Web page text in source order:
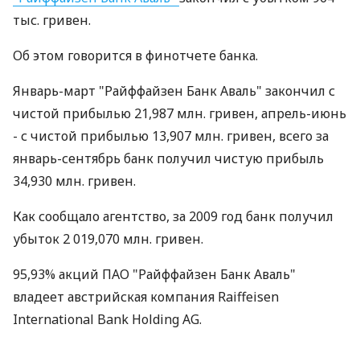
тыс. гривен.
Об этом говорится в финотчете банка.
Январь-март "Райффайзен Банк Аваль" закончил с
чистой прибылью 21,987 млн. гривен, апрель-июнь
- с чистой прибылью 13,907 млн. гривен, всего за
январь-сентябрь банк получил чистую прибыль
34,930 млн. гривен.
Как сообщало агентство, за 2009 год банк получил
убыток 2 019,070 млн. гривен.
95,93% акций ПАО "Райффайзен Банк Аваль"
владеет австрийская компания Raiffeisen
International Bank Holding AG.